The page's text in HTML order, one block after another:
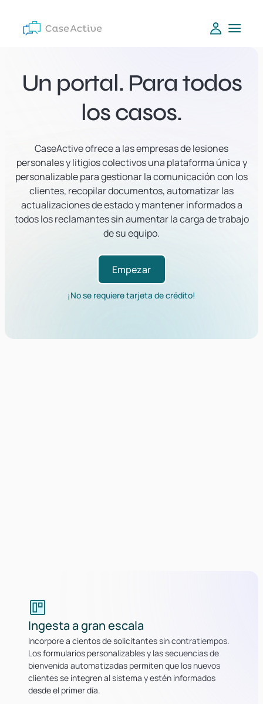
Un portal. Para todos
los casos.
CaseActive ofrece a las empresas de lesiones
personales y litigios colectivos una plataforma única y
personalizable para gestionar la comunicación con los
clientes, recopilar documentos, automatizar las
actualizaciones de estado y mantener informados a
todos los reclamantes sin aumentar la carga de trabajo
de su equipo.
Empezar
¡No se requiere tarjeta de crédito!
Ingesta a gran escala
Incorpore a cientos de solicitantes sin contratiempos.
Los formularios personalizables y las secuencias de
bienvenida automatizadas permiten que los nuevos
clientes se integren al sistema y estén informados
desde el primer día.